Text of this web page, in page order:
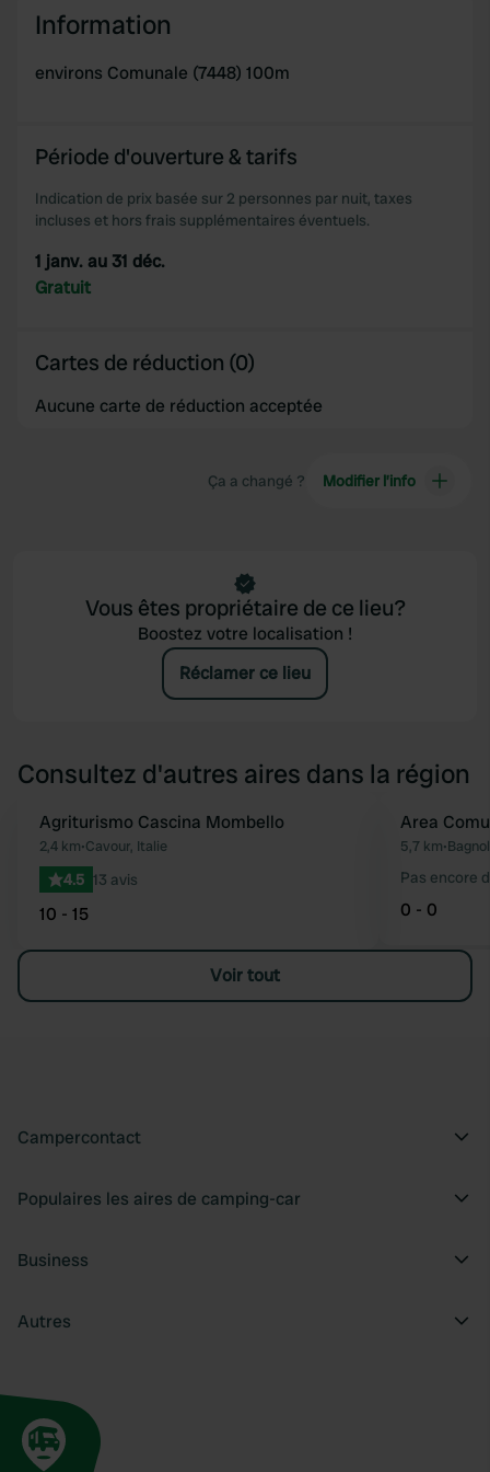
provide social media features and to analyse our traffic.
our social media, advertising and analytics partners who
of their services.
Information
environs Comunale (7448) 100m
Période d'ouverture & tarifs
Indication de prix basée sur 2 personnes par nuit, taxes
incluses et hors frais supplémentaires éventuels.
1 janv. au 31 déc.
Gratuit
Cartes de réduction (0)
Aucune carte de réduction acceptée
Ça a changé ? Modifier l’info
Vous êtes propriétaire de ce lieu?
Boostez votre localisation !
Réclamer ce lieu
Consultez d'autres aires dans la région
Préféré
Agriturismo Cascina Mombello
2,4 km•Cavour, Italie
4.5 13 avis
10 - 15
Area
5,7 km•
Pas encore
0 - 0
Voir tout
Campercontact
Populaires les aires de camping-car
Business
Autres